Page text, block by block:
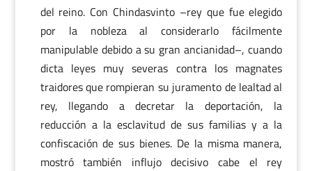
del reino. Con Chindasvinto –rey que fue elegido
por la nobleza al considerarlo fácilmente
manipulable debido a su gran ancianidad–, cuando
dicta leyes muy severas contra los magnates
traidores que rompieran su juramento de lealtad al
rey, llegando a decretar la deportación, la
reducción a la esclavitud de sus familias y a la
confiscación de sus bienes. De la misma manera,
mostró también influjo decisivo cabe el rey